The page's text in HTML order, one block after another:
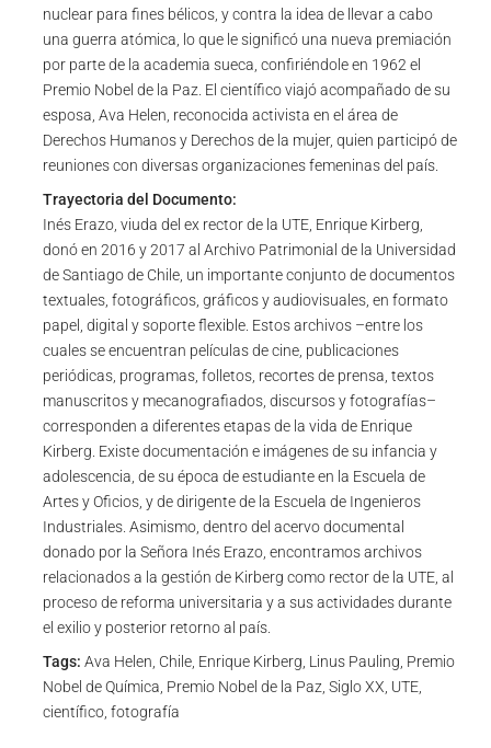
nuclear para fines bélicos, y contra la idea de llevar a cabo
una guerra atómica, lo que le significó una nueva premiación
por parte de la academia sueca, confiriéndole en 1962 el
Premio Nobel de la Paz. El científico viajó acompañado de su
esposa, Ava Helen, reconocida activista en el área de
Derechos Humanos y Derechos de la mujer, quien participó de
reuniones con diversas organizaciones femeninas del país.
Trayectoria del Documento:
Inés Erazo, viuda del ex rector de la UTE, Enrique Kirberg,
donó en 2016 y 2017 al Archivo Patrimonial de la Universidad
de Santiago de Chile, un importante conjunto de documentos
textuales, fotográficos, gráficos y audiovisuales, en formato
papel, digital y soporte flexible. Estos archivos –entre los
cuales se encuentran películas de cine, publicaciones
periódicas, programas, folletos, recortes de prensa, textos
manuscritos y mecanografiados, discursos y fotografías–
corresponden a diferentes etapas de la vida de Enrique
Kirberg. Existe documentación e imágenes de su infancia y
adolescencia, de su época de estudiante en la Escuela de
Artes y Oficios, y de dirigente de la Escuela de Ingenieros
Industriales. Asimismo, dentro del acervo documental
donado por la Señora Inés Erazo, encontramos archivos
relacionados a la gestión de Kirberg como rector de la UTE, al
proceso de reforma universitaria y a sus actividades durante
el exilio y posterior retorno al país.
Tags: Ava Helen, Chile, Enrique Kirberg, Linus Pauling, Premio
Nobel de Química, Premio Nobel de la Paz, Siglo XX, UTE,
científico, fotografía